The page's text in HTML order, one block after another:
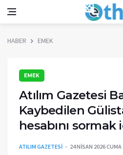
HABER EMEK
EMEK
Atılım Gazetesi
Kaybedilen
hesabını sormak
ATILIM GAZETESİ 24 NISAN 2026 CUMA